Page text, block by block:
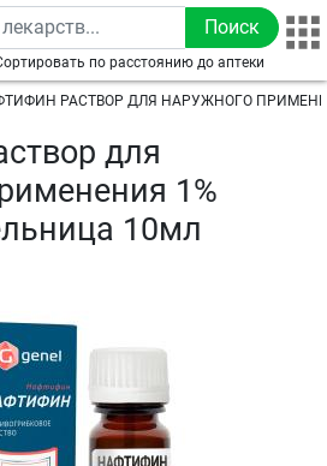
по расстоянию до аптеки
РАСТВОР ДЛЯ НАРУЖНОГО
для
1%
10мл